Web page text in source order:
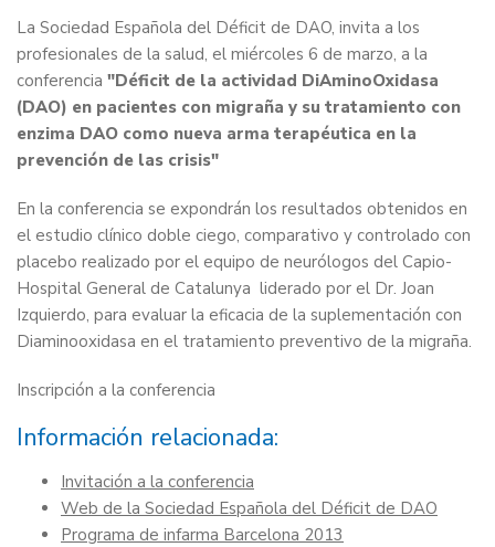
La Sociedad Española del Déficit de DAO, invita a los
profesionales de la salud, el miércoles 6 de marzo, a la
conferencia "Déficit de la actividad DiAminoOxidasa
(DAO) en pacientes con migraña y su tratamiento con
enzima DAO como nueva arma terapéutica en la
prevención de las crisis"
En la conferencia se expondrán los resultados obtenidos en
el estudio clínico doble ciego, comparativo y controlado con
placebo realizado por el equipo de neurólogos del Capio-
Hospital General de Catalunya liderado por el Dr. Joan
Izquierdo, para evaluar la eficacia de la suplementación con
Diaminooxidasa en el tratamiento preventivo de la migraña.
Inscripción a la conferencia
Información relacionada:
Invitación a la conferencia
Web de la Sociedad Española del Déficit de DAO
Programa de infarma Barcelona 2013